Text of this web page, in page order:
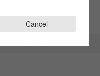
Cancel